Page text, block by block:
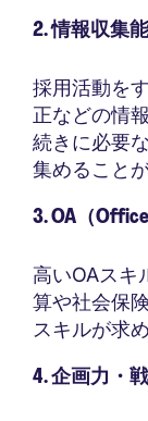
2. 情報収集
採用活動を
正などの情
続きに必要
集めること
3. OA（
高いOAスキ
算や社会保
スキルが求
4. 企画力・